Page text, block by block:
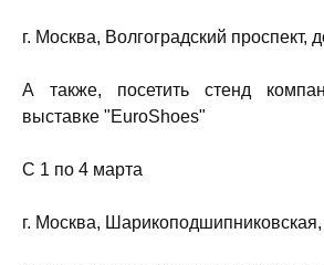
г. Москва, Волгоградский проспект,
А также, посетить стенд
выставке "EuroShoes"
C 1 по 4 марта
г. Москва,